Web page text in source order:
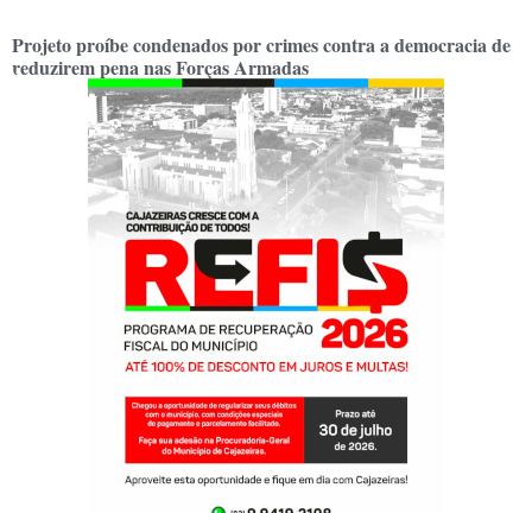
Projeto proíbe condenados por crimes contra a democracia de
reduzirem pena nas Forças Armadas